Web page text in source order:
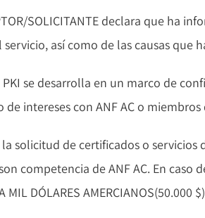
SOLICITANTE declara que ha
así como de las causas que
se desarrolla en un marco de
intereses con ANF AC o miembros
solicitud de certificados o
competencia de ANF AC. En caso
MIL DÓLARES